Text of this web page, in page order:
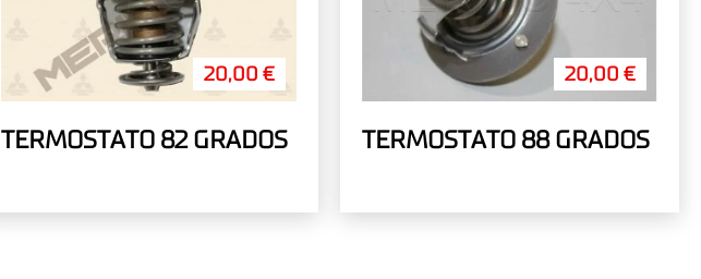
20,00 €
TERMOSTATO 82 GRADOS
20,00 €
TERMOSTATO 88 GRADOS